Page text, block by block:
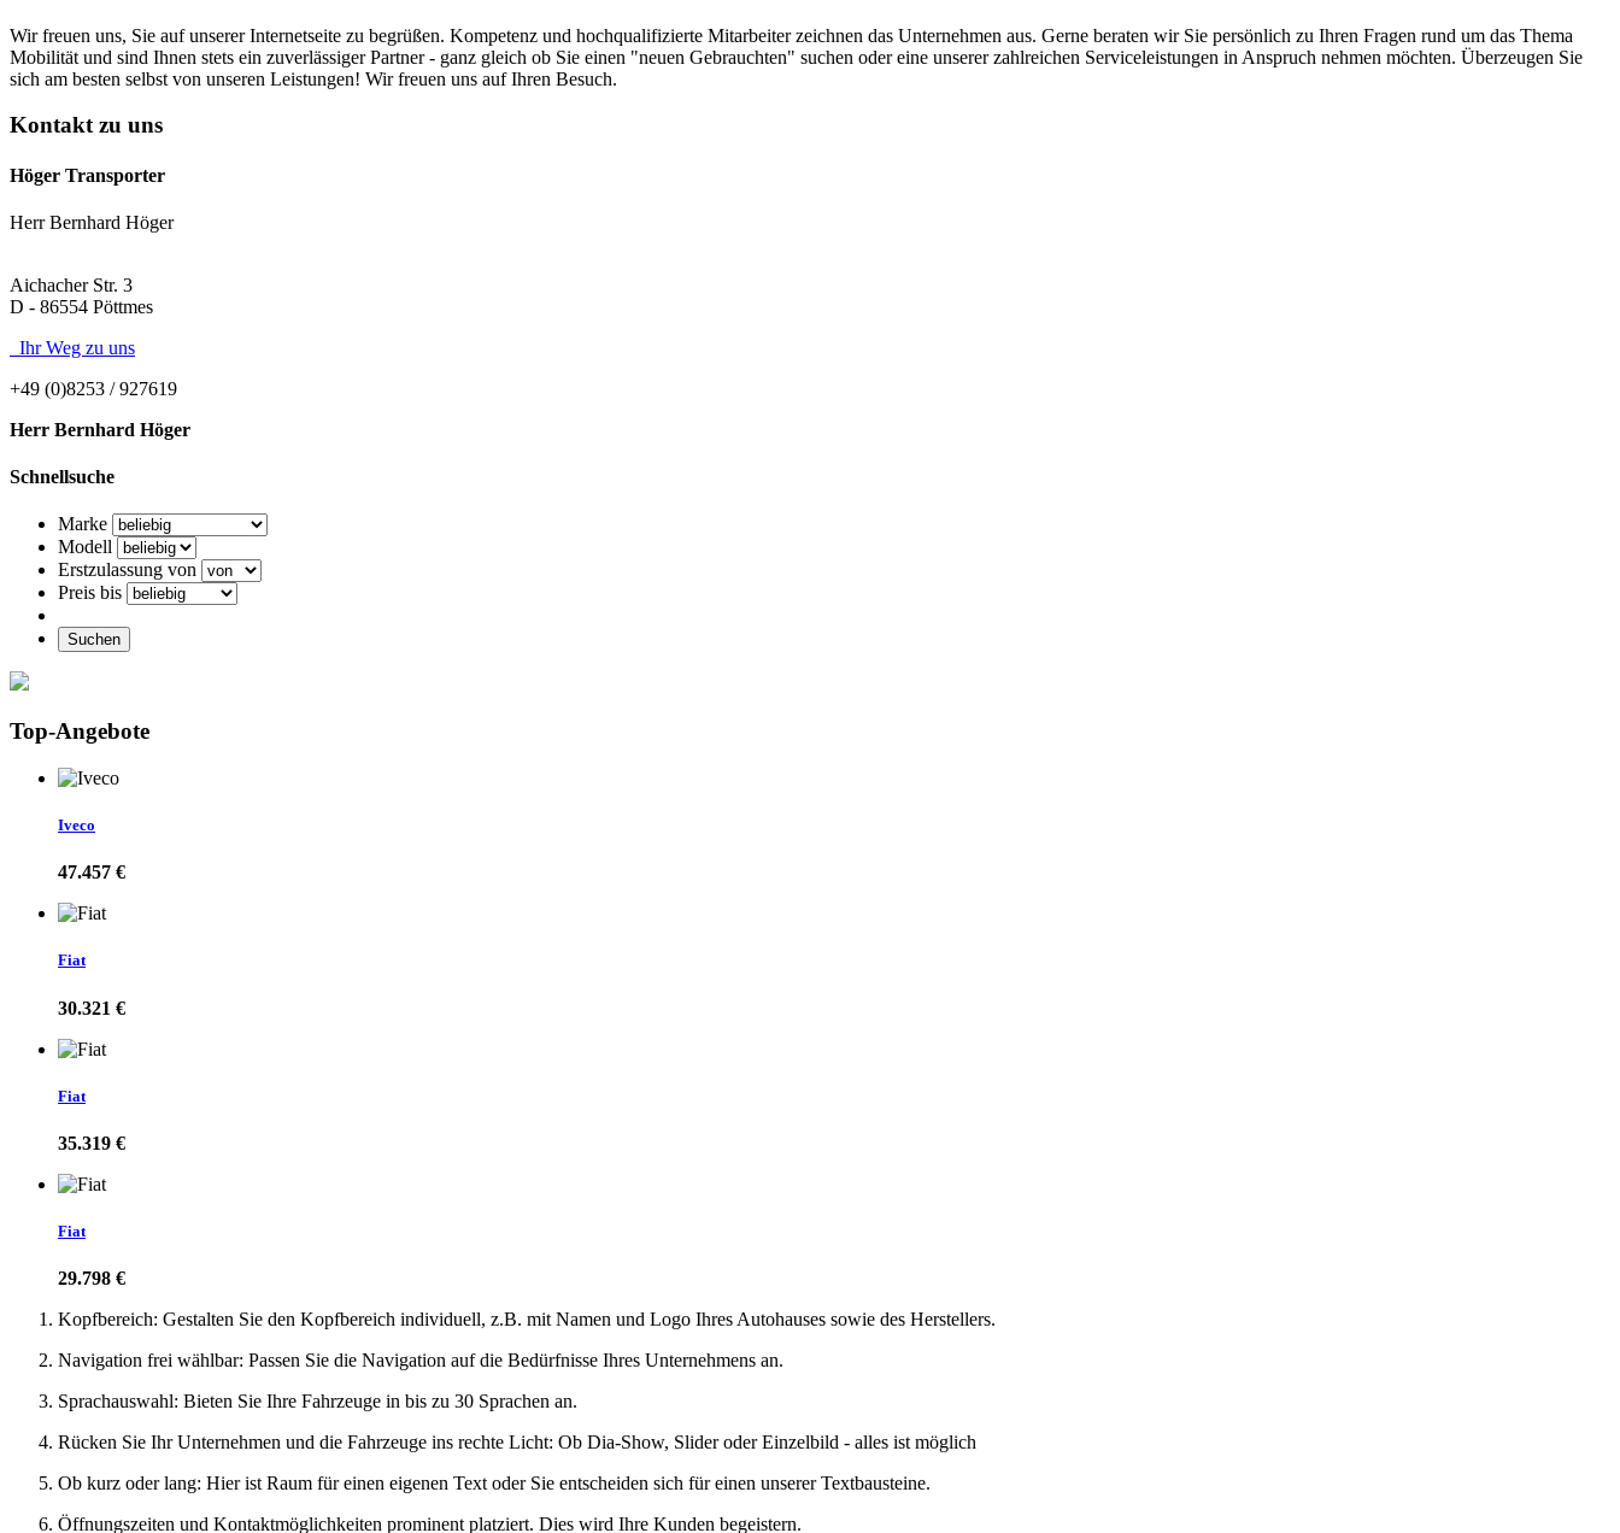
Wir freuen uns, Sie auf unserer Internetseite zu begrüßen. Kompetenz und hochqualifizierte Mitarbeiter zeichnen das Unternehmen aus. Gerne beraten wir Sie persönlich zu Ihren Fragen rund um das Thema
Mobilität und sind Ihnen stets ein zuverlässiger Partner - ganz gleich ob Sie einen "neuen Gebrauchten" suchen oder eine unserer zahlreichen Serviceleistungen in Anspruch nehmen möchten. Überzeugen Sie
sich am besten selbst von unseren Leistungen! Wir freuen uns auf Ihren Besuch.
Kontakt zu uns
Höger Transporter
Herr Bernhard Höger
Aichacher Str. 3
D - 86554 Pöttmes
Ihr Weg zu uns
+49 (0)8253 / 927619
Herr Bernhard Höger
Schnellsuche
Marke
Modell
Erstzulassung von
Preis bis
Suchen
Top-Angebote
Iveco
47.457 €
Fiat
30.321 €
Fiat
35.319 €
Fiat
29.798 €
Kopfbereich: Gestalten Sie den Kopfbereich individuell, z.B. mit Namen und Logo Ihres Autohauses sowie des Herstellers.
Navigation frei wählbar: Passen Sie die Navigation auf die Bedürfnisse Ihres Unternehmens an.
Sprachauswahl: Bieten Sie Ihre Fahrzeuge in bis zu 30 Sprachen an.
Rücken Sie Ihr Unternehmen und die Fahrzeuge ins rechte Licht: Ob Dia-Show, Slider oder Einzelbild - alles ist möglich
Ob kurz oder lang: Hier ist Raum für einen eigenen Text oder Sie entscheiden sich für einen unserer Textbausteine.
Öffnungszeiten und Kontaktmöglichkeiten prominent platziert. Dies wird Ihre Kunden begeistern.